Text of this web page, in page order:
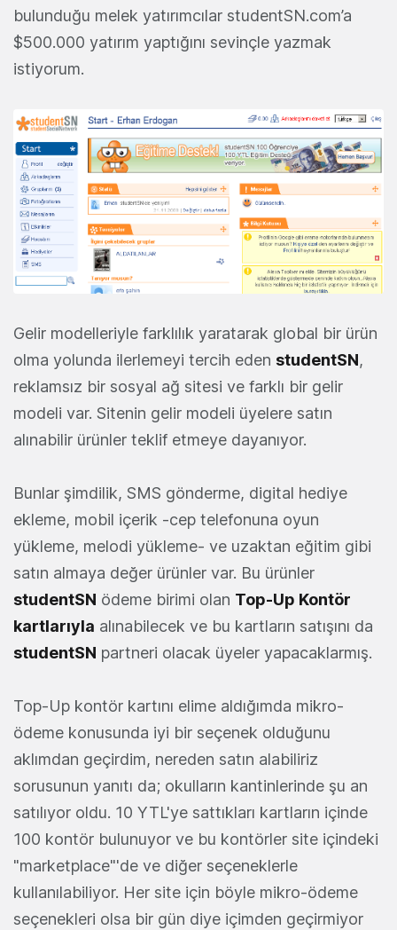
bulunduğu melek yatırımcılar studentSN.com’a
$500.000 yatırım yaptığını sevinçle yazmak
istiyorum.
Gelir modelleriyle farklılık yaratarak global bir ürün
olma yolunda ilerlemeyi tercih eden studentSN,
reklamsız bir sosyal ağ sitesi ve farklı bir gelir
modeli var. Sitenin gelir modeli üyelere satın
alınabilir ürünler teklif etmeye dayanıyor.
Bunlar şimdilik, SMS gönderme, digital hediye
ekleme, mobil içerik -cep telefonuna oyun
yükleme, melodi yükleme- ve uzaktan eğitim gibi
satın almaya değer ürünler var. Bu ürünler
studentSN ödeme birimi olan Top-Up Kontör
kartlarıyla alınabilecek ve bu kartların satışını da
studentSN partneri olacak üyeler yapacaklarmış.
Top-Up kontör kartını elime aldığımda mikro-
ödeme konusunda iyi bir seçenek olduğunu
aklımdan geçirdim, nereden satın alabiliriz
sorusunun yanıtı da; okulların kantinlerinde şu an
satılıyor oldu. 10 YTL'ye sattıkları kartların içinde
100 kontör bulunuyor ve bu kontörler site içindeki
"marketplace"'de ve diğer seçeneklerle
kullanılabiliyor. Her site için böyle mikro-ödeme
seçenekleri olsa bir gün diye içimden geçirmiyor